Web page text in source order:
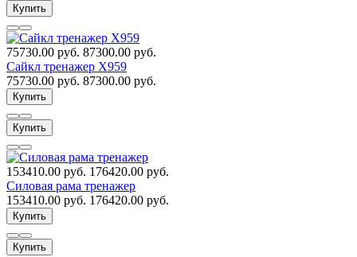
Купить
75730.00 руб. 87300.00 руб.
Сайкл тренажер X959
75730.00 руб. 87300.00 руб.
Купить
Купить
153410.00 руб. 176420.00 руб.
Силовая рама тренажер
153410.00 руб. 176420.00 руб.
Купить
Купить